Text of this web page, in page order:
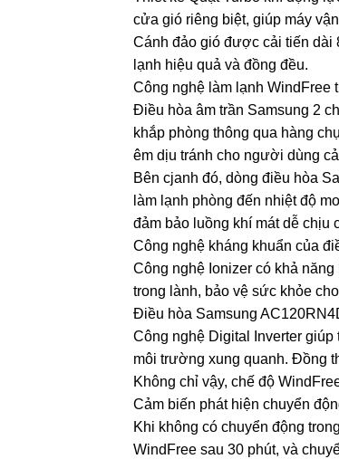
cửa gió riêng biệt, giúp máy
Cánh đảo gió được cải tiến
lạnh hiệu quả và đồng đều.
Công nghệ làm lạnh WindFree
Điều hòa âm trần Samsung 2
khắp phòng thông qua hàng
êm dịu tránh cho người dùng
Bên cjanh đó, dòng điều hòa
làm lạnh phòng đến nhiệt độ
đảm bảo luồng khí mát dễ chịu
Công nghệ kháng khuẩn của
Công nghệ Ionizer có khả
trong lành, bảo vệ sức khỏe
Điều hòa Samsung
Công nghệ Digital Inverter
môi trường xung quanh. Đồng
Không chỉ vậy, chế độ
Cảm biến phát hiện chuyển
Khi không có chuyển động
WindFree sau 30 phút, và